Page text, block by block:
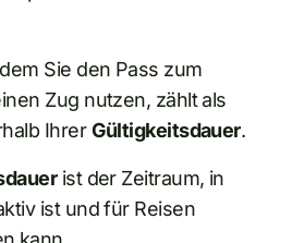
Sie den Pass zum
Zug nutzen, zählt als
IhrerGültigkeitsdauer.
ist der Zeitraum, in
ist und für Reisen